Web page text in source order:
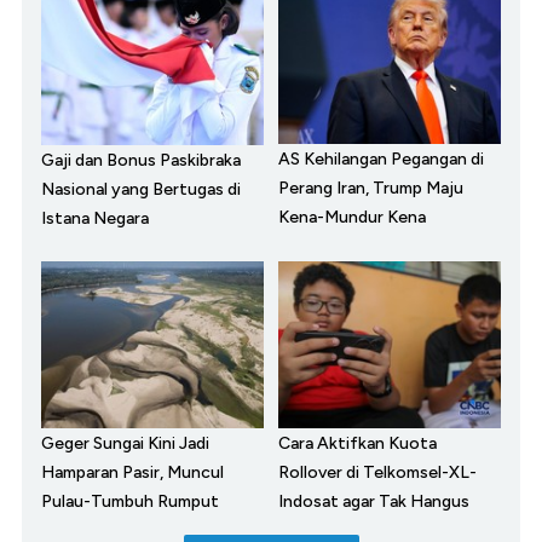
Gaji dan Bonus Paskibraka
Nasional yang Bertugas di
Istana Negara
AS Kehilangan Pegangan di
Perang Iran, Trump Maju
Kena-Mundur Kena
Geger Sungai Kini Jadi
Hamparan Pasir, Muncul
Pulau-Tumbuh Rumput
Cara Aktifkan Kuota
Rollover di Telkomsel-XL-
Indosat agar Tak Hangus